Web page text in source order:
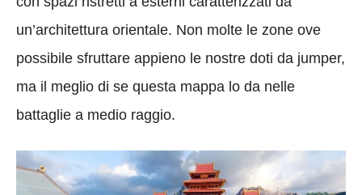
un’architettura orientale. Non molte le zone ove
possibile sfruttare appieno le nostre doti da jumper,
ma il meglio di se questa mappa lo da nelle
battaglie a medio raggio.